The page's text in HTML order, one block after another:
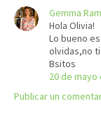
Gemma
Hola Olivia!
Lo bueno
olvidas,no
Bsitos
20 de mayo
Publicar un